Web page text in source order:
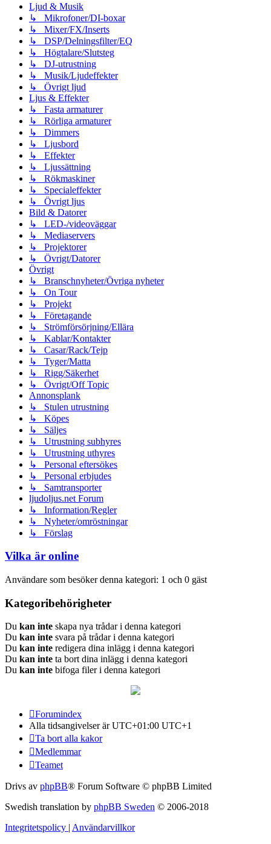
Ljud & Musik
↳ Mikrofoner/DI-boxar
↳ Mixer/FX/Inserts
↳ DSP/Delningsfilter/EQ
↳ Högtalare/Slutsteg
↳ DJ-utrustning
↳ Musik/Ljudeffekter
↳ Övrigt ljud
Ljus & Effekter
↳ Fasta armaturer
↳ Rörliga armaturer
↳ Dimmers
↳ Ljusbord
↳ Effekter
↳ Ljussättning
↳ Rökmaskiner
↳ Specialeffekter
↳ Övrigt ljus
Bild & Datorer
↳ LED-/videoväggar
↳ Mediaservers
↳ Projektorer
↳ Övrigt/Datorer
Övrigt
↳ Branschnyheter/Övriga nyheter
↳ On Tour
↳ Projekt
↳ Företagande
↳ Strömförsörjning/Ellära
↳ Kablar/Kontakter
↳ Casar/Rack/Tejp
↳ Tyger/Matta
↳ Rigg/Säkerhet
↳ Övrigt/Off Topic
Annonsplank
↳ Stulen utrustning
↳ Köpes
↳ Säljes
↳ Utrustning subhyres
↳ Utrustning uthyres
↳ Personal eftersökes
↳ Personal erbjudes
↳ Samtransporter
ljudoljus.net Forum
↳ Information/Regler
↳ Nyheter/omröstningar
↳ Förslag
Vilka är online
Användare som besöker denna kategori: 1 och 0 gäst
Kategoribehörigheter
Du kan inte skapa nya trådar i denna kategori
Du kan inte svara på trådar i denna kategori
Du kan inte redigera dina inlägg i denna kategori
Du kan inte ta bort dina inlägg i denna kategori
Du kan inte bifoga filer i denna kategori
Forumindex
Alla tidsangivelser är UTC+01:00 UTC+1
Ta bort alla kakor
Medlemmar
Teamet
Drivs av phpBB® Forum Software © phpBB Limited
Swedish translation by phpBB Sweden © 2006-2018
Integritetspolicy Användarvillkor